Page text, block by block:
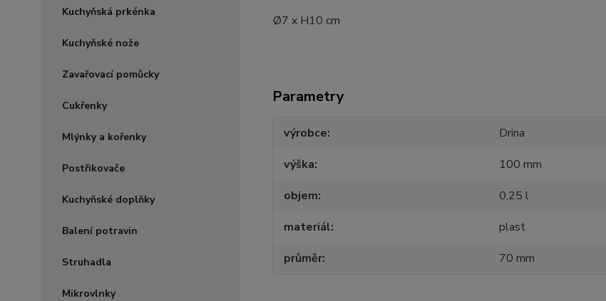
Kuchyňská prkénka
Kuchyňské nože
Zavařovací pomůcky
Cukřenky
Mlýnky a kořenky
Postřikovače
Kuchyňské doplňky
Balení potravin
Struhadla
Mikrovlnky
Ø7 x H10 cm
Parametry
výrobce
Drina
výška
100 mm
objem
0,25 l
materiál
plast
průměr
70 mm